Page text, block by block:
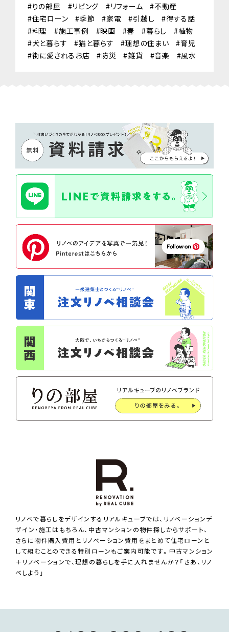
りの部屋
リビング リフォーム
不動産
住宅ローン
季節 家電 引越し
得する話
料理
施工事例 映画 春 暮らし
植物
犬と暮らす
猫と暮らす 理想の住まい
育児
街に愛されるお店
防災 雑貨 音楽 風水
リノベで暮らしをデザインするリアルキューブでは、リノベーションデ
ザイン・施工はもちろん、中古マンションの物件探しからサポート、
さらに物件購入費用とリノベーション費用をまとめて住宅ローンと
して組むことのできる特別ローンもご案内可能です。中古マンション
＋リノベーションで、理想の暮らしを手に入れませんか？「さあ、リノ
ベしよう」